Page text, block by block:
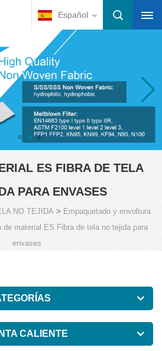
Español
ES FIBRA DE TELA
PARA ENVASES
NO TEJIDA > Empaquetado y envoltura
de material ES Fibra de tela no tejida para
envases
CALIENTE